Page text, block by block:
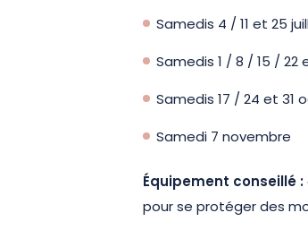
Samedis 4 / 11 et 25
Samedis 1 / 8 / 15 / 22
Samedis 17 / 24 et 31
Samedi 7 novembre
Équipement conseillé :
pour se protéger des